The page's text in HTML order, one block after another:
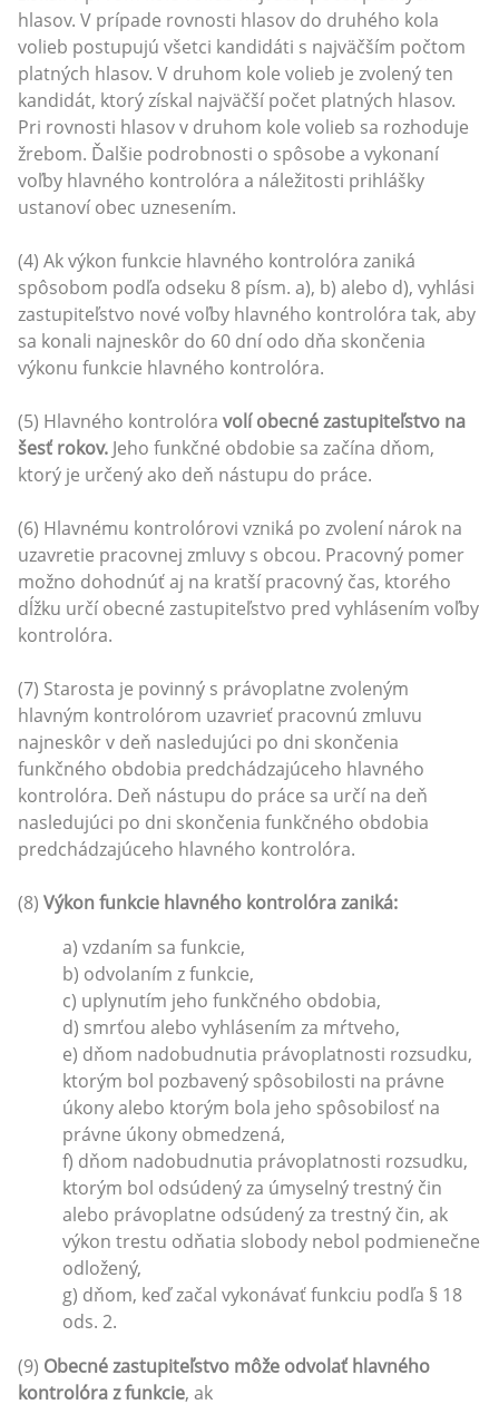
hlasov. V prípade rovnosti hlasov do druhého kola
volieb postupujú všetci kandidáti s najväčším počtom
platných hlasov. V druhom kole volieb je zvolený ten
kandidát, ktorý získal najväčší počet platných hlasov.
Pri rovnosti hlasov v druhom kole volieb sa rozhoduje
žrebom. Ďalšie podrobnosti o spôsobe a vykonaní
voľby hlavného kontrolóra a náležitosti prihlášky
ustanoví obec uznesením.
(4) Ak výkon funkcie hlavného kontrolóra zaniká
spôsobom podľa odseku 8 písm. a), b) alebo d), vyhlási
zastupiteľstvo nové voľby hlavného kontrolóra tak, aby
sa konali najneskôr do 60 dní odo dňa skončenia
výkonu funkcie hlavného kontrolóra.
(5) Hlavného kontrolóra volí obecné zastupiteľstvo na
šesť rokov. Jeho funkčné obdobie sa začína dňom,
ktorý je určený ako deň nástupu do práce.
(6) Hlavnému kontrolórovi vzniká po zvolení nárok na
uzavretie pracovnej zmluvy s obcou. Pracovný pomer
možno dohodnúť aj na kratší pracovný čas, ktorého
dĺžku určí obecné zastupiteľstvo pred vyhlásením voľby
kontrolóra.
(7) Starosta je povinný s právoplatne zvoleným
hlavným kontrolórom uzavrieť pracovnú zmluvu
najneskôr v deň nasledujúci po dni skončenia
funkčného obdobia predchádzajúceho hlavného
kontrolóra. Deň nástupu do práce sa určí na deň
nasledujúci po dni skončenia funkčného obdobia
predchádzajúceho hlavného kontrolóra.
(8) Výkon funkcie hlavného kontrolóra zaniká:
a) vzdaním sa funkcie,
b) odvolaním z funkcie,
c) uplynutím jeho funkčného obdobia,
d) smrťou alebo vyhlásením za mŕtveho,
e) dňom nadobudnutia právoplatnosti rozsudku,
ktorým bol pozbavený spôsobilosti na právne
úkony alebo ktorým bola jeho spôsobilosť na
právne úkony obmedzená,
f) dňom nadobudnutia právoplatnosti rozsudku,
ktorým bol odsúdený za úmyselný trestný čin
alebo právoplatne odsúdený za trestný čin, ak
výkon trestu odňatia slobody nebol podmienečne
odložený,
g) dňom, keď začal vykonávať funkciu podľa § 18
ods. 2.
(9) Obecné zastupiteľstvo môže odvolať hlavného
kontrolóra z funkcie, ak